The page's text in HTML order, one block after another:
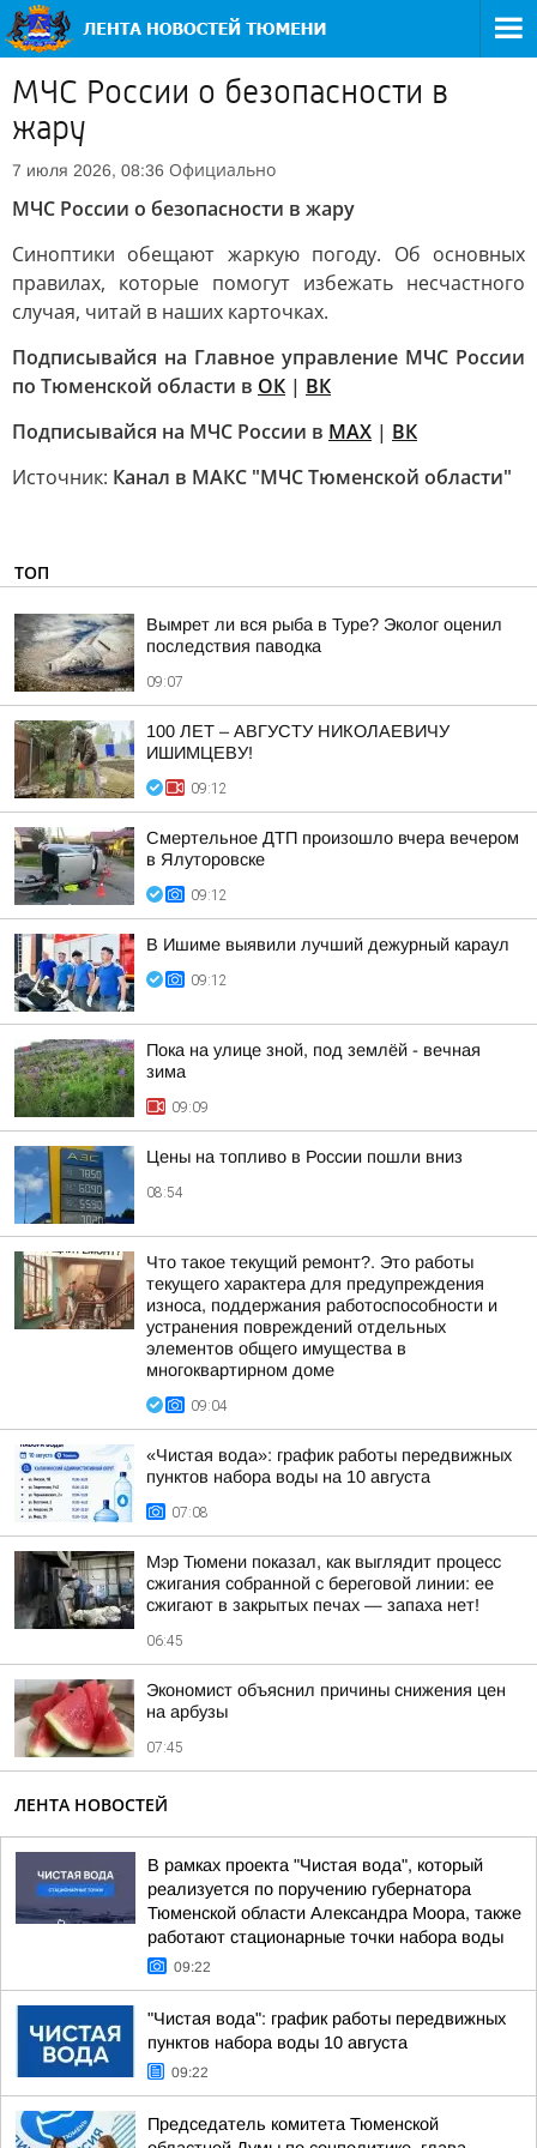
МЧС России о безопасности в
жару
7 июля 2026, 08:36 Официально
МЧС России о безопасности в жару
Синоптики обещают жаркую погоду. Об основных
правилах, которые помогут избежать несчастного
случая, читай в наших карточках.
Подписывайся на Главное управление МЧС России
по Тюменской области в ОК | ВК
Подписывайся на МЧС России в MAX | ВК
Источник: Канал в МАКС "МЧС Тюменской области"
ТОП
Вымрет ли вся рыба в Туре? Эколог оценил
последствия паводка
09:07
100 ЛЕТ – АВГУСТУ НИКОЛАЕВИЧУ
ИШИМЦЕВУ!
09:12
Смертельное ДТП произошло вчера вечером
в Ялуторовске
09:12
В Ишиме выявили лучший дежурный караул
09:12
Пока на улице зной, под землёй - вечная
зима
09:09
Цены на топливо в России пошли вниз
08:54
Что такое текущий ремонт?. Это работы
текущего характера для предупреждения
износа, поддержания работоспособности и
устранения повреждений отдельных
элементов общего имущества в
многоквартирном доме
09:04
«Чистая вода»: график работы передвижных
пунктов набора воды на 10 августа
07:08
Мэр Тюмени показал, как выглядит процесс
сжигания собранной с береговой линии: ее
сжигают в закрытых печах — запаха нет!
06:45
Экономист объяснил причины снижения цен
на арбузы
07:45
ЛЕНТА НОВОСТЕЙ
В рамках проекта "Чистая вода", который
реализуется по поручению губернатора
Тюменской области Александра Моора, также
работают стационарные точки набора воды
09:22
"Чистая вода": график работы передвижных
пунктов набора воды 10 августа
09:22
Председатель комитета Тюменской